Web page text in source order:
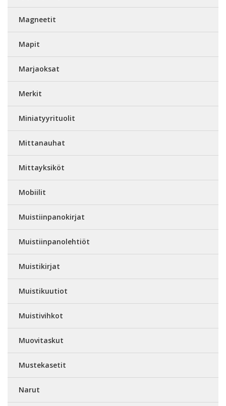
Magneetit
Mapit
Marjaoksat
Merkit
Miniatyyrituolit
Mittanauhat
Mittayksiköt
Mobiilit
Muistiinpanokirjat
Muistiinpanolehtiöt
Muistikirjat
Muistikuutiot
Muistivihkot
Muovitaskut
Mustekasetit
Narut